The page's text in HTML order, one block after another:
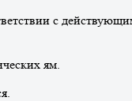
с
ям.